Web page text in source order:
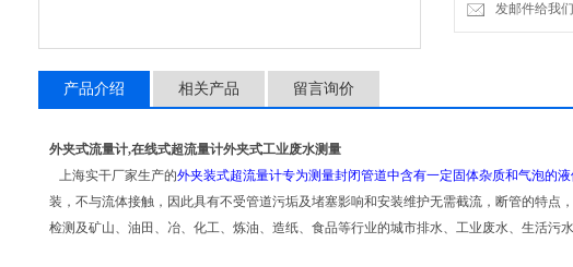
发邮件给我
产品介绍 相关产品 留言询价
外夹式流量计,在线式超流量计外夹式工业废水测量
上海实干厂家生产的外夹装式超流量计专为测量封闭管道中含有一定固体杂质和气泡的液
装，不与流体接触，因此具有不受管道污垢及堵塞影响和安装维护无需截流，断管的特
检测及矿山、油田、冶、化工、炼油、造纸、食品等行业的城市排水、工业废水、生活污